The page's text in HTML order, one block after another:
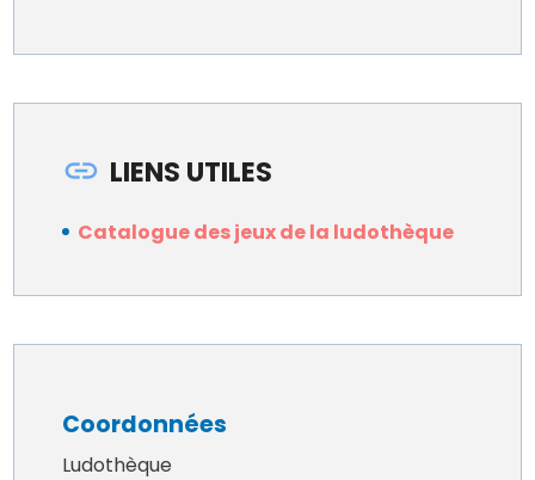
LIENS UTILES
Catalogue des jeux de la ludothèque
Coordonnées
Ludothèque